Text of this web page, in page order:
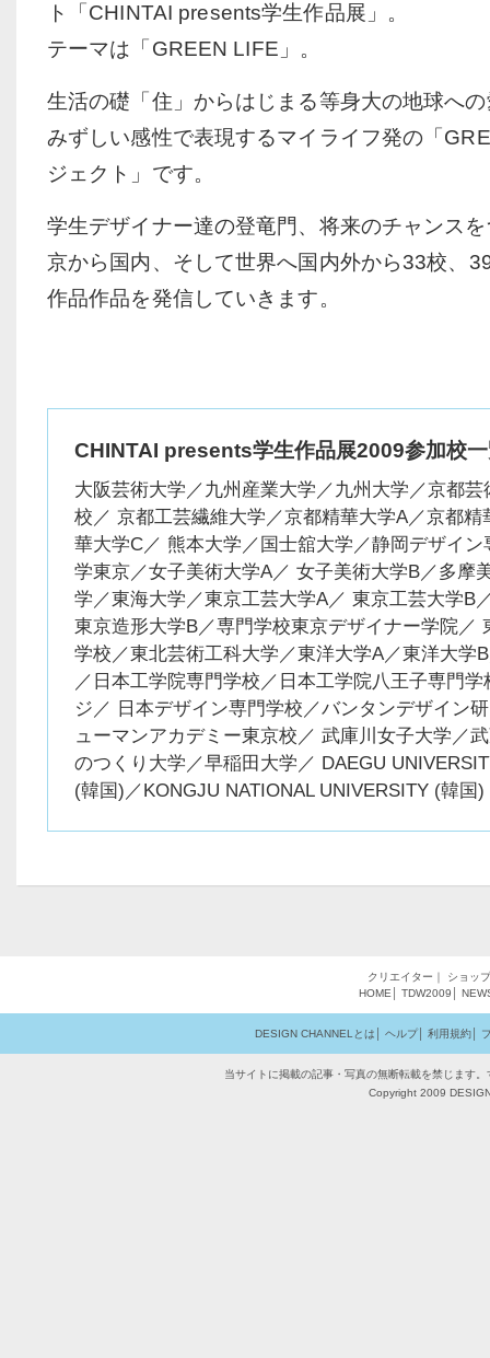
ト「CHINTAI presents学生作品展」。
テーマは「GREEN LIFE」。
生活の礎「住」からはじまる等身大の地球へ
みずしい感性で表現するマイライフ発の「
ジェクト」です。
学生デザイナー達の登竜門、将来のチャンス
京から国内、そして世界へ国内外から33校、
作品作品を発信していきます。
CHINTAI presents学生作品展2009参加校
大阪芸術大学／九州産業大学／九州大学／京都
校／ 京都工芸繊維大学／京都精華大学A／京都精
華大学C／ 熊本大学／国士舘大学／静岡デザイ
学東京／女子美術大学A／ 女子美術大学B／多摩
学／東海大学／東京工芸大学A／ 東京工芸大学B
東京造形大学B／専門学校東京デザイナー学院／
学校／東北芸術工科大学／東洋大学A／東洋大学
／日本工学院専門学校／日本工学院八王子専門
ジ／ 日本デザイン専門学校／バンタンデザイン
ューマンアカデミー東京校／ 武庫川女子大学／
のつくり大学／早稲田大学／ DAEGU
(韓国)／KONGJU NATIONAL UNIVERSITY (韓国)
クリエイター ｜ ショップ
HOME
TDW2009
DESIGN CHANNELとは ヘルプ│ 利用規約│
当サイトに掲載の記事・写真の無断転載を禁じます
Copyright 2009